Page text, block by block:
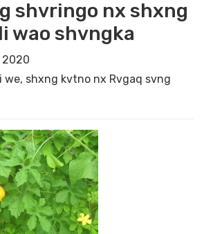
shvringo nx shxng
wao shvngka
2020
we, shxng kvtno nx Rvgaq svng